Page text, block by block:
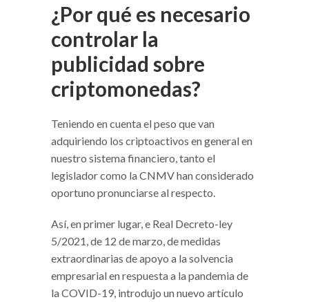
¿Por qué es necesario
controlar la
publicidad sobre
criptomonedas?
Teniendo en cuenta el peso que van
adquiriendo los criptoactivos en general en
nuestro sistema financiero, tanto el
legislador como la CNMV han considerado
oportuno pronunciarse al respecto.
Así, en primer lugar, e Real Decreto-ley
5/2021, de 12 de marzo, de medidas
extraordinarias de apoyo a la solvencia
empresarial en respuesta a la pandemia de
la COVID-19, introdujo un nuevo artículo